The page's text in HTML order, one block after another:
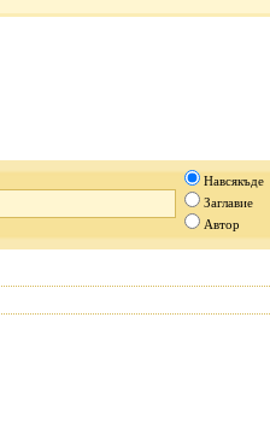
Навсякъде
Заглавие
Автор